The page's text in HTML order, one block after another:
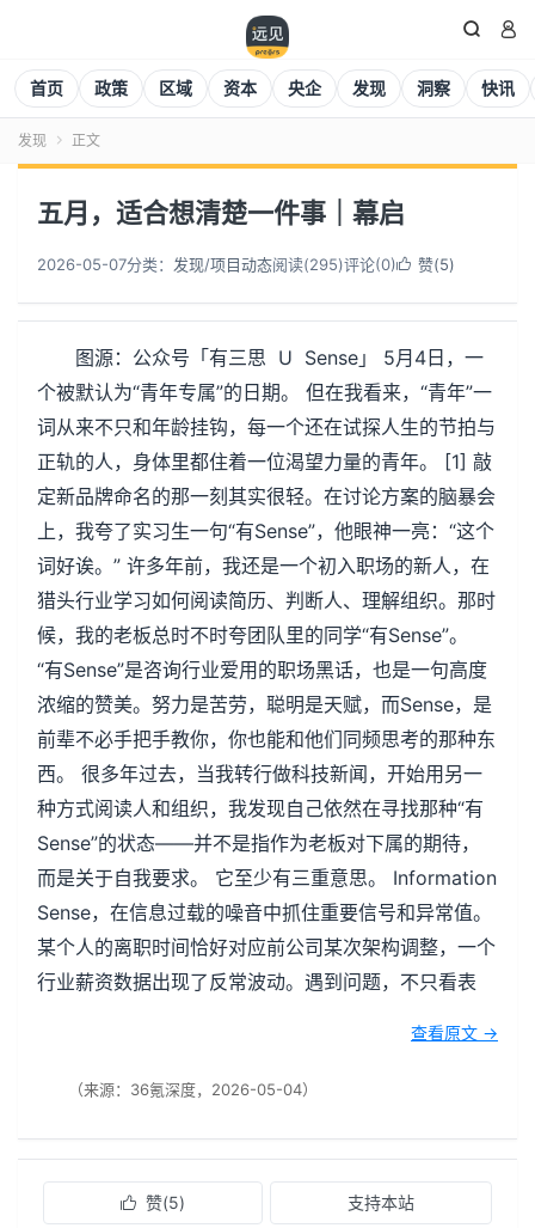
 
首页 政策 区域 资本 央企 发现 洞察 快讯
发现  正文
五月，适合想清楚一件事｜幕启
2026-05-07分类： 发现/项目动态阅读(296)评论(0) 赞(5)
图源：公众号「有三思 U Sense」 5月4日，一
个被默认为“青年专属”的日期。 但在我看来，“青年”一
词从来不只和年龄挂钩，每一个还在试探人生的节拍与
正轨的人，身体里都住着一位渴望力量的青年。 [1] 敲
定新品牌命名的那一刻其实很轻。在讨论方案的脑暴会
上，我夸了实习生一句“有Sense”，他眼神一亮：“这个
词好诶。” 许多年前，我还是一个初入职场的新人，在
猎头行业学习如何阅读简历、判断人、理解组织。那时
候，我的老板总时不时夸团队里的同学“有Sense”。
“有Sense”是咨询行业爱用的职场黑话，也是一句高度
浓缩的赞美。努力是苦劳，聪明是天赋，而Sense，是
前辈不必手把手教你，你也能和他们同频思考的那种东
西。 很多年过去，当我转行做科技新闻，开始用另一
种方式阅读人和组织，我发现自己依然在寻找那种“有
Sense”的状态——并不是指作为老板对下属的期待，
而是关于自我要求。 它至少有三重意思。 Information
Sense，在信息过载的噪音中抓住重要信号和异常值。
某个人的离职时间恰好对应前公司某次架构调整，一个
行业薪资数据出现了反常波动。遇到问题，不只看表
查看原文 →
（来源：36氪深度，2026-05-04）
 赞(5) 支持本站